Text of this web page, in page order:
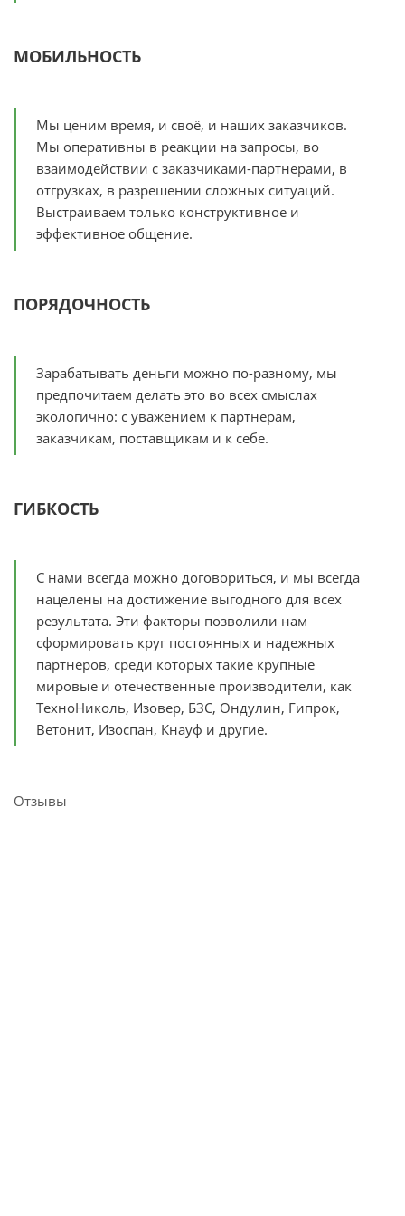
МОБИЛЬНОСТЬ
Мы ценим время, и своё, и наших заказчиков.
Мы оперативны в реакции на запросы, во
взаимодействии с заказчиками-партнерами, в
отгрузках, в разрешении сложных ситуаций.
Выстраиваем только конструктивное и
эффективное общение.
ПОРЯДОЧНОСТЬ
Зарабатывать деньги можно по-разному, мы
предпочитаем делать это во всех смыслах
экологично: с уважением к партнерам,
заказчикам, поставщикам и к себе.
ГИБКОСТЬ
С нами всегда можно договориться, и мы всегда
нацелены на достижение выгодного для всех
результата. Эти факторы позволили нам
сформировать круг постоянных и надежных
партнеров, среди которых такие крупные
мировые и отечественные производители, как
ТехноНиколь, Изовер, БЗС, Ондулин, Гипрок,
Ветонит, Изоспан, Кнауф и другие.
Отзывы